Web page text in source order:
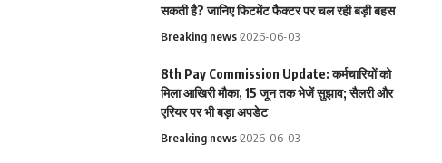
सकती है? जानिए फिटमेंट फैक्टर पर चल रही बड़ी बहस
Breaking news 2026-06-03
8th Pay Commission Update: कर्मचारियों को
मिला आखिरी मौका, 15 जून तक भेजें सुझाव; सैलरी और
एरियर पर भी बड़ा अपडेट
Breaking news 2026-06-03